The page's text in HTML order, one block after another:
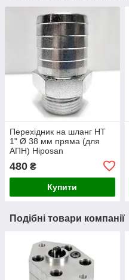
Перехідник на шланг НТ
1" Ø 38 мм пряма (для
АПН) Hiposan
480 ₴
Купити
Подібні товари компанії